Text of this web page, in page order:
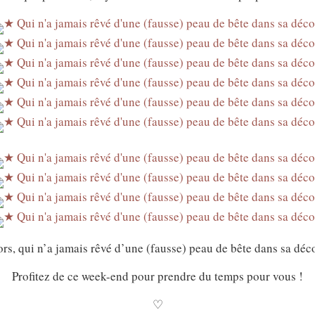
qui n’a jamais rêvé d’une (fausse) peau de bête dans sa
Profitez de ce week-end pour prendre du temps pour vous !
♡